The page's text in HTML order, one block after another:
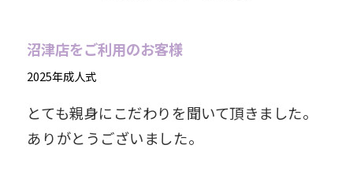
沼津店をご利用のお客様
2025年成人式
とても親身にこだわりを聞いて頂きました。
ありがとうございました。